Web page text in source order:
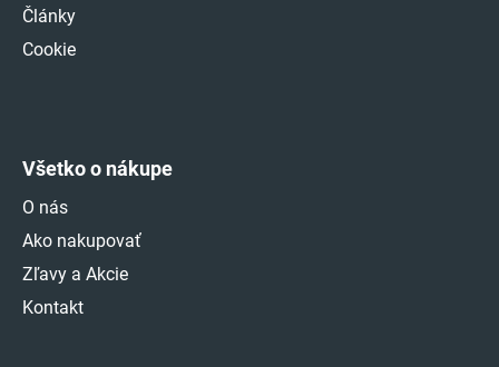
Články
Cookie
Všetko o nákupe
O nás
Ako nakupovať
Zľavy a Akcie
Kontakt